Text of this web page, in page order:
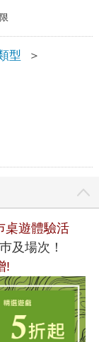
型
＞
桌遊體驗活
及場次！
!